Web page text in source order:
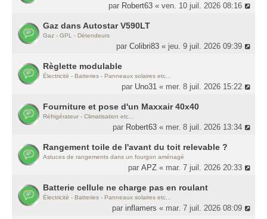
par Robert63 « ven. 10 juil. 2026 08:16
Gaz dans Autostar V590LT
Gaz - GPL - Détendeurs
parColibri83 « jeu. 9 juil. 2026 09:39
Règlette modulable
Électricité - Batteries - Panneaux solaires etc...
par Uno31 « mer. 8 juil. 2026 15:22
Fourniture et pose d'un Maxxair 40x40
Réfrigérateur - Climatisation etc...
par Robert63 « mer. 8 juil. 2026 13:34
Rangement toile de l'avant du toit relevable ?
Astuces de rangements dans un fourgon aménagé
parAPZ « mar. 7 juil. 2026 20:33
Batterie cellule ne charge pas en roulant
Électricité - Batteries - Panneaux solaires etc...
par inflamers « mar. 7 juil. 2026 08:09